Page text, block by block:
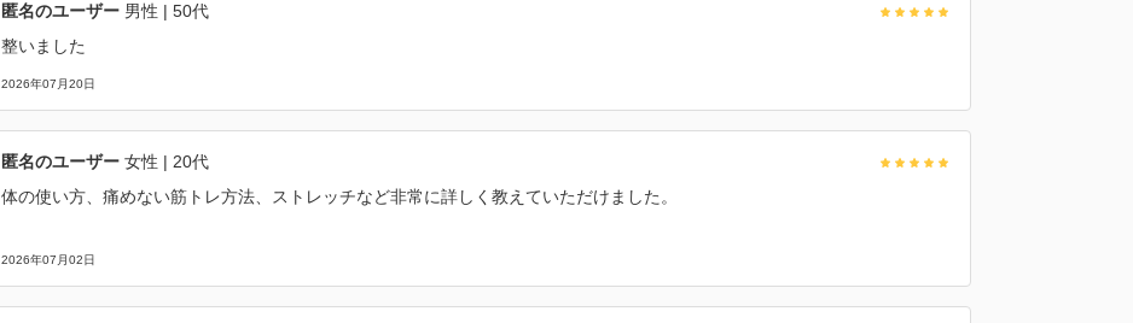
匿名のユーザー 男性 | 50代
整いました
2026年07月20日
匿名のユーザー 女性 | 20代
体の使い方、痛めない筋トレ方法、ストレッチなど非常に詳しく教えていただけました。
2026年07月02日